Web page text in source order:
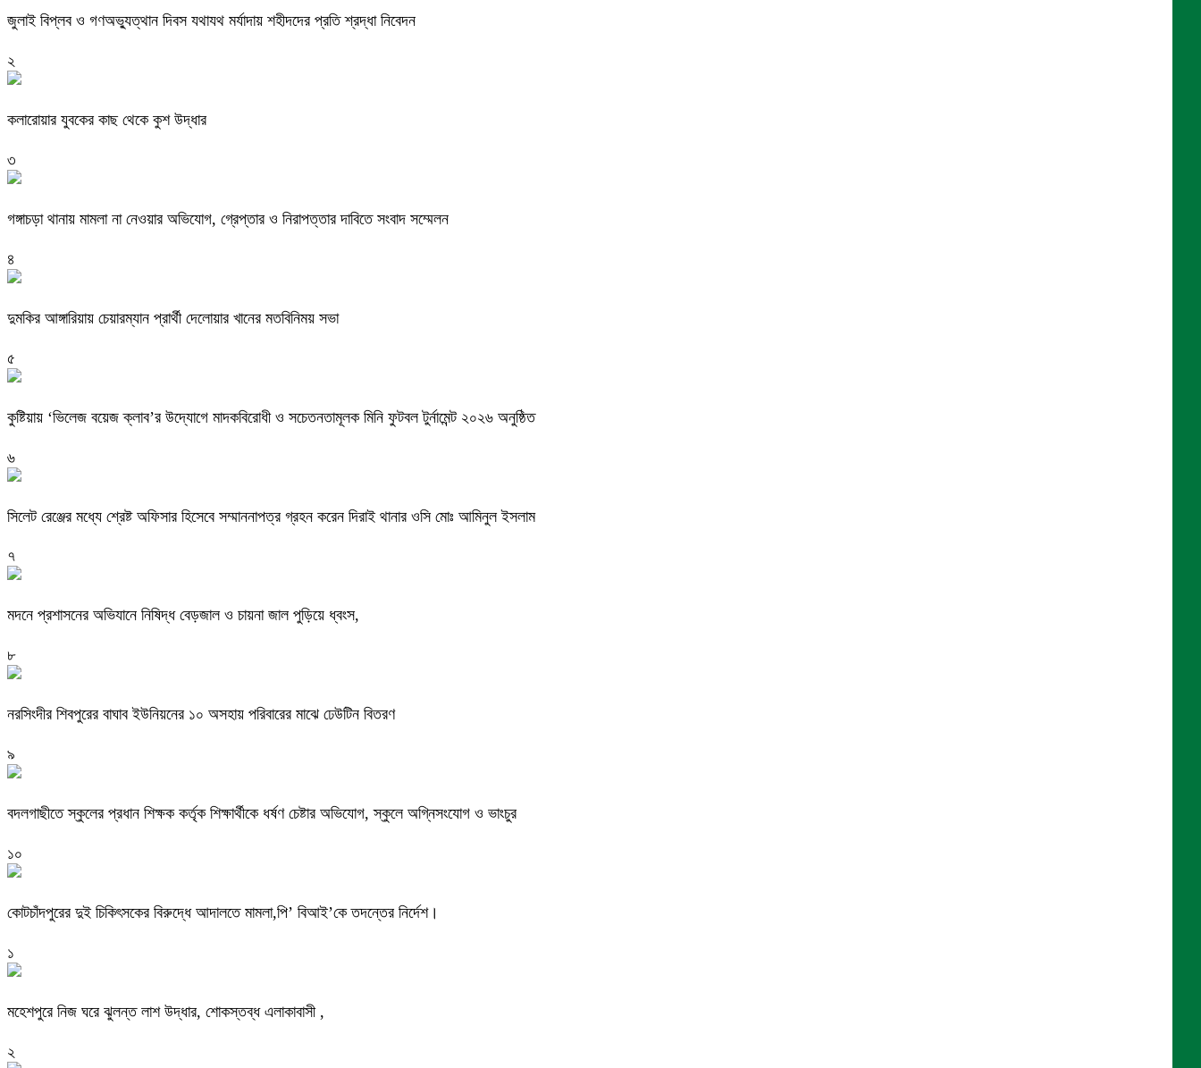
জুলাই বিপ্লব ও গণঅভ্যুত্থান দিবস যথাযথ মর্যাদায় শহীদদের প্রতি শ্রদ্ধা নিবেদন
২
কলারোয়ার যুবকের কাছ থেকে কুশ উদ্ধার
৩
গঙ্গাচড়া থানায় মামলা না নেওয়ার অভিযোগ, গ্রেপ্তার ও নিরাপত্তার দাবিতে সংবাদ সম্মেলন
৪
দুমকির আঙ্গারিয়ায় চেয়ারম্যান প্রার্থী দেলোয়ার খানের মতবিনিময় সভা
৫
কুষ্টিয়ায় ‘ভিলেজ বয়েজ ক্লাব’র উদ্যোগে মাদকবিরোধী ও সচেতনতামূলক মিনি ফুটবল টুর্নামেন্ট ২০২৬ অনুষ্ঠিত
৬
সিলেট রেঞ্জের মধ্যে শ্রেষ্ট অফিসার হিসেবে সম্মাননাপত্র গ্রহন করেন দিরাই থানার ওসি মোঃ আমিনুল ইসলাম
৭
মদনে প্রশাসনের অভিযানে নিষিদ্ধ বেড়জাল ও চায়না জাল পুড়িয়ে ধ্বংস,
৮
নরসিংদীর শিবপুরের বাঘাব ইউনিয়নের ১০ অসহায় পরিবারের মাঝে ঢেউটিন বিতরণ
৯
বদলগাছীতে স্কুলের প্রধান শিক্ষক কর্তৃক শিক্ষার্থীকে ধর্ষণ চেষ্টার অভিযোগ, স্কুলে অগ্নিসংযোগ ও ভাংচুর
১০
কোটচাঁদপুরের দুই চিকিৎসকের বিরুদ্ধে আদালতে মামলা,পি’ বিআই’কে তদন্তের নির্দেশ।
১
মহেশপুরে নিজ ঘরে ঝুলন্ত লাশ উদ্ধার, শোকস্তব্ধ এলাকাবাসী ,
২